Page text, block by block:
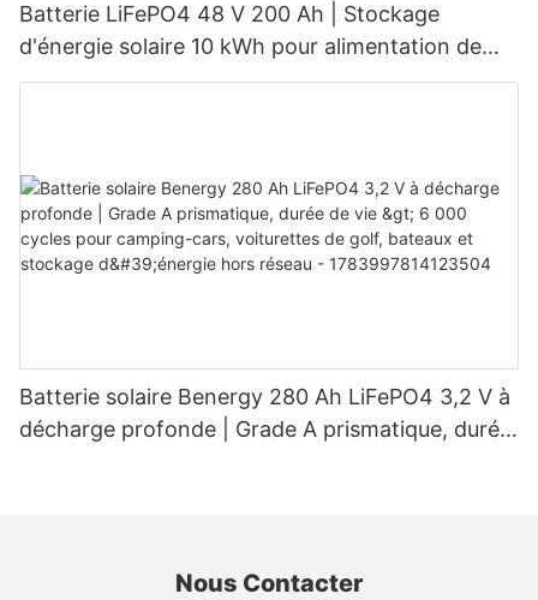
Batterie LiFePO4 48 V 200 Ah | Stockage
d'énergie solaire 10 kWh pour alimentation de
secours domestique
Batterie solaire Benergy 280 Ah LiFePO4 3,2 V à
décharge profonde | Grade A prismatique, durée
Nous Contacter